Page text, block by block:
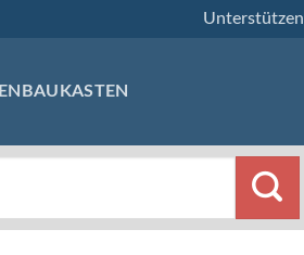
Unterstützen